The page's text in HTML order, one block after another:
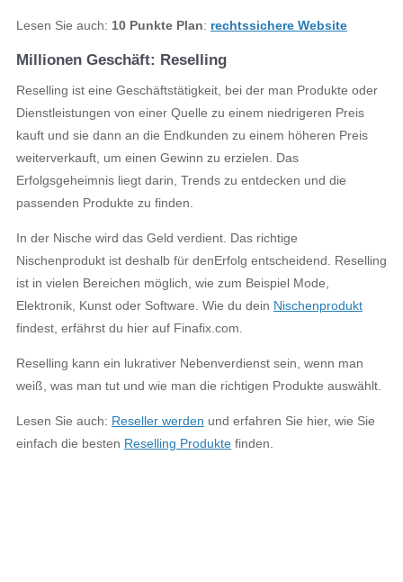
Lesen Sie auch: 10 Punkte Plan: rechtssichere Website
Millionen Geschäft: Reselling
Reselling ist eine Geschäftstätigkeit, bei der man Produkte oder
Dienstleistungen von einer Quelle zu einem niedrigeren Preis
kauft und sie dann an die Endkunden zu einem höheren Preis
weiterverkauft, um einen Gewinn zu erzielen. Das
Erfolgsgeheimnis liegt darin, Trends zu entdecken und die
passenden Produkte zu finden.
In der Nische wird das Geld verdient. Das richtige
Nischenprodukt ist deshalb für denErfolg entscheidend. Reselling
ist in vielen Bereichen möglich, wie zum Beispiel Mode,
Elektronik, Kunst oder Software. Wie du dein Nischenprodukt
findest, erfährst du hier auf Finafix.com.
Reselling kann ein lukrativer Nebenverdienst sein, wenn man
weiß, was man tut und wie man die richtigen Produkte auswählt.
Lesen Sie auch: Reseller werden und erfahren Sie hier, wie Sie
einfach die besten Reselling Produktefinden.